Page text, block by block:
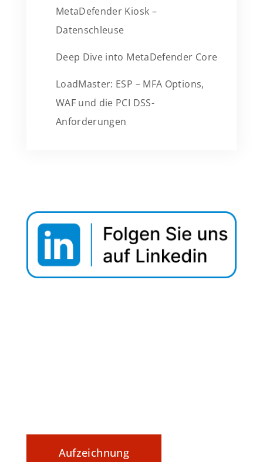
MetaDefender Kiosk –
Datenschleuse
Deep Dive into MetaDefender Core
LoadMaster: ESP – MFA Options,
WAF und die PCI DSS-
Anforderungen
Aufzeichnung